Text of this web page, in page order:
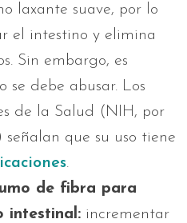
laxante suave, por lo
el intestino y elimina
Sin embargo, es
se debe abusar. Los
de la Salud (NIH, por
señalan que su uso tiene
.
de fibra para
intestinal: incrementar